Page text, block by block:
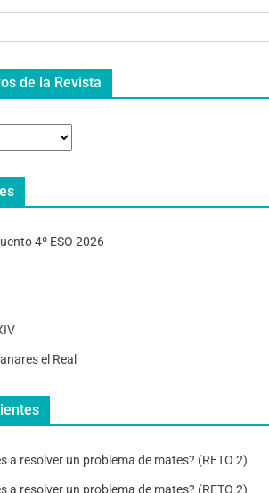
de la Revista
4º ESO 2026
el Real
a resolver un problema de mates? (RETO 2)
a resolver un problema de mates? (RETO 2)